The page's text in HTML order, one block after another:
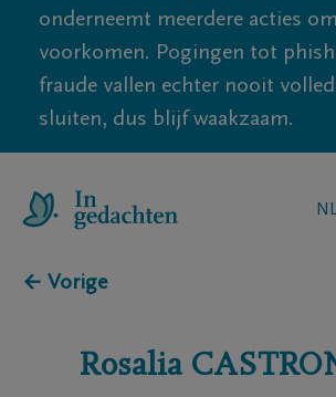
onderneemt meerdere acties
voorkomen. Pogingen tot
fraude vallen echter nooit
sluiten, dus blijf waakzaam.
← Vorige
Rosalia